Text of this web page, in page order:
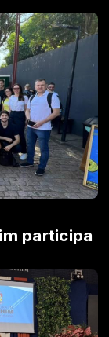
participa